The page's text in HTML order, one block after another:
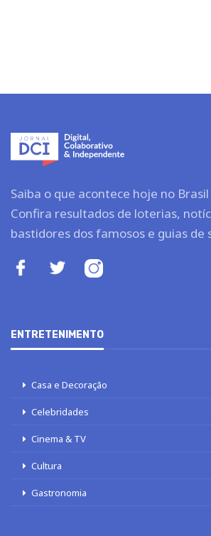
Saiba o que acontece hoje no
Confira resultados de loterias,
bastidores dos famosos e guias de
ENTRETENIMENTO
Casa e Decoração
Celebridades
Cinema & TV
Cultura
Gastronomia